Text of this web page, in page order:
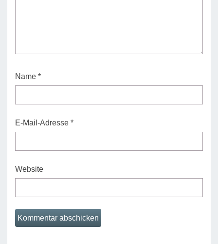
Name *
E-Mail-Adresse *
Website